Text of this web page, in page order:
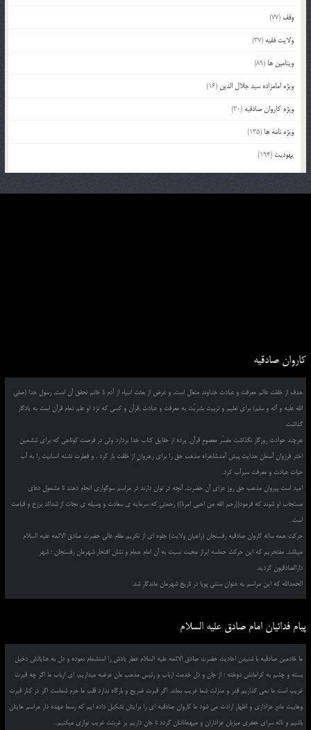
وقف (77)
ولایت فقیه (37)
ویتامین ها (89)
ویژه امامزاده سید جلال الدین (16)
ویژه کاروان صادقیه (30)
ویژه نامه ها (135)
یهودیت (194)
کاروان صادقیه
هدف از خلقت عالم معرفت و عبادت خداوند متعال است, و غرض از بعثت انبیاء از آدم تا خاتم تحقق آن است, رسول خدا (صلی
الله علیه و آله و سلم) برای تعلیم و تربیت بشریّت به معرفت و عبادت ,قرآن و کسی که نزد او علم تمام قرآن است به یادگار
گذاشت.
هرچند حوادث روزگار نگذاشت مفسّر معصومِ قرآن, پرده از حقایق کتاب خدا بردارد ولی در فرصت کوتاهی که برای ششمین
اختر فرزوان آسمان هدایت پیش آمد,شاهراه مذهب حق را برای رهروانِ از خلقت باز کرد , و فطرت تشنه انسانیت را به آب
حیات عبادت و معرفت سیرآب کرد.
امید است پیروان مذهب حق روز عزای آن حضرت, آنچه در توان دارند در مراسم سوگواری انجام دهند تا مشمول دعای
مستجاب او شوند که فرمود((رحم الله من احیی امرنا)) رحمتی که سرمایه ی سعادت و وسیله ی نجات از شدائد برزخ و قیامت
است.
حرکت همه ساله کاروان صادقیه رفسنجان (راهیان ولایت) جلوه ای از تکریم مقام عالی حضرت صادق الائمه علیه السلام
میباشد. مفتخریم که این حرکت حماسه ابراز محبت نسبت به آن امام همام و نشان افتخار شهرمان رفسنجان ؛ شهر
دارالصادقیون گردید.
الحمدالله که این مراسم به عنوان سنتی پویا در تاریخ شهرمان ماندگار شد.
پیام فدائیان امام صادق علیه السلام
ما خادمین صادقیه با شنیدن احادیث حضرت صادق الائمه علیه السلام عطر یادش را استشمام نموده و دل به عنایاتش دخیل
بسته و چشم به کراماتش دوخته ؛ از جان و دل خدمت ارباب و رئیس مذهب مان عرضه میداریم، ای ارباب ما اگر چه قبرت
غریب است ما نمی گذاریم قدر و منزلت شما غریب بماند. اگر قبرت ضریح و بارگاه ندارد قلب ما حرم شماست اگر در کنار قبرت
وهابیت مانع عزاداری و اظهار ارادت می شود ما کاروان صادقیه ای را برایتان تشکیل داده ایم که رسما عهده دار مراسم هایتان
باشیم و ناله سرای جعفری میزبان عزاداران و میهمانانتان گردد تا جان داریم بر غربتت غریب نوازی میکنیم...